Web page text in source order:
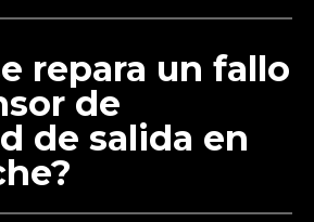
repara un fallo
de
de salida en